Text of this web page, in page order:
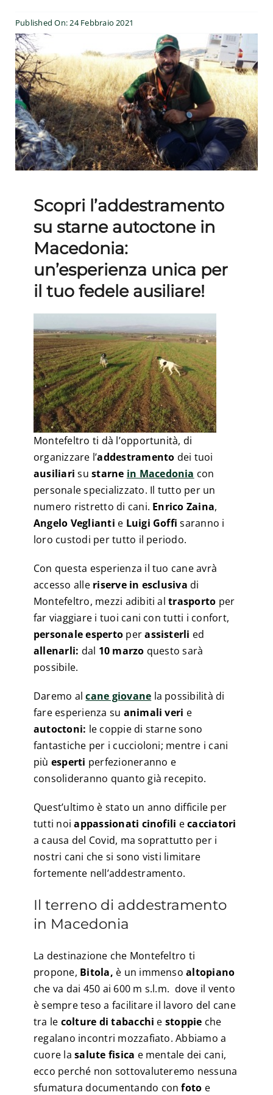
Esperienze
#We Fish
Blog
Preventivo online
Published On: 24 Febbraio 2021
Scopri l’addestramento
su starne autoctone in
Macedonia:
un’esperienza unica per
il tuo fedele ausiliare!
Montefeltro ti dà l’opportunità, di
organizzare l’addestramento dei tuoi
ausiliari sustarne in Macedonia con
personale specializzato. Il tutto per un
numero ristretto di cani. Enrico Zaina,
Angelo Veglianti e Luigi Goffi saranno i
loro custodi per tutto il periodo.
Con questa esperienza il tuo cane avrà
accesso alle riserve in esclusiva di
Montefeltro, mezzi adibiti altrasporto per
far viaggiare i tuoi cani con tutti i confort,
personale esperto perassisterli ed
allenarli: dal 10 marzo questo sarà
possibile.
Daremo alcane giovane la possibilità di
fare esperienza su animali veri e
autoctoni: le coppie di starne sono
fantastiche per i cuccioloni; mentre i cani
più esperti perfezioneranno e
consolideranno quanto già recepito.
Quest’ultimo è stato un anno difficile per
tutti noiappassionati cinofili ecacciatori
a causa del Covid, ma soprattutto per i
nostri cani che si sono visti limitare
fortemente nell’addestramento.
Il terreno di addestramento
in Macedonia
La destinazione che Montefeltro ti
propone, Bitola, è un immensoaltopiano
che va dai 450 ai 600 m s.l.m. dove il vento
è sempre teso a facilitare il lavoro del cane
tra le colture di tabacchi e stoppie che
regalano incontri mozzafiato. Abbiamo a
cuore lasalute fisica e mentale dei cani,
ecco perché non sottovaluteremo nessuna
sfumatura documentando confoto e